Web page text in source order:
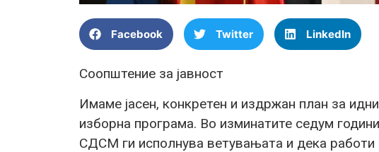
Facebook Twitter LinkedIn
Соопштение за јавност
Имаме јасен, конкретен и издржан план за
изборна програма. Во изминатите седум
СДСМ ги исполнува ветувањата и дека